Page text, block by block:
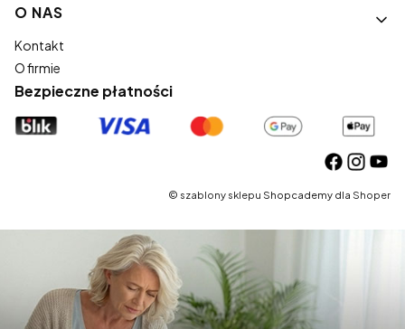
O NAS
Kontakt
O firmie
Bezpieczne płatności
© szablony sklepu Shopcademy dla Shoper